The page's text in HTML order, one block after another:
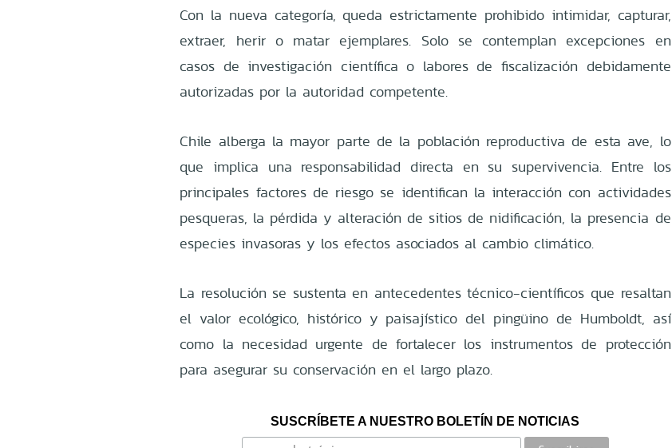
Con la nueva categoría, queda estrictamente prohibido intimidar, capturar,
extraer, herir o matar ejemplares. Solo se contemplan excepciones en
casos de investigación científica o labores de fiscalización debidamente
autorizadas por la autoridad competente.
Chile alberga la mayor parte de la población reproductiva de esta ave, lo
que implica una responsabilidad directa en su supervivencia. Entre los
principales factores de riesgo se identifican la interacción con actividades
pesqueras, la pérdida y alteración de sitios de nidificación, la presencia de
especies invasoras y los efectos asociados al cambio climático.
La resolución se sustenta en antecedentes técnico-científicos que resaltan
el valor ecológico, histórico y paisajístico del pingüino de Humboldt, así
como la necesidad urgente de fortalecer los instrumentos de protección
para asegurar su conservación en el largo plazo.
SUSCRÍBETE A NUESTRO BOLETÍN DE NOTICIAS